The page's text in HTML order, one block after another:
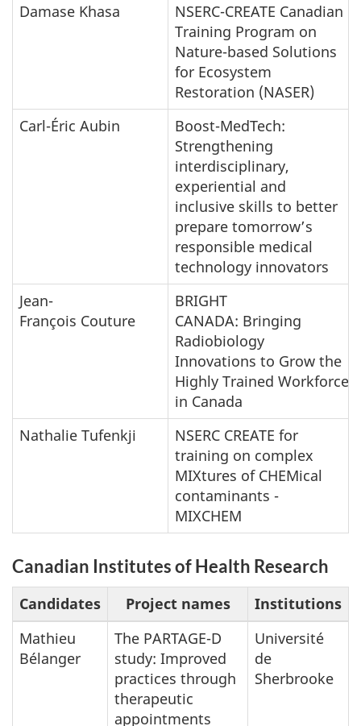
Damase Khasa
NSERC-CREATE Canadian
Training Program on
Nature-based Solutions
for Ecosystem
Restoration (NASER)
Carl-Éric Aubin
Boost-MedTech:
Strengthening
interdisciplinary,
experiential and
inclusive skills to better
prepare tomorrow’s
responsible medical
technology innovators
Jean-
François Couture
BRIGHT
CANADA: Bringing
Radiobiology
Innovations to Grow the
Highly Trained Workforce
in Canada
Nathalie Tufenkji
NSERC CREATE for
training on complex
MIXtures of CHEMical
contaminants -
MIXCHEM
Canadian Institutes of Health Research
Candidates Project names
Institutions
Mathieu
Bélanger
The PARTAGE-D
study: Improved
practices through
therapeutic
appointments
Université
de
Sherbrooke